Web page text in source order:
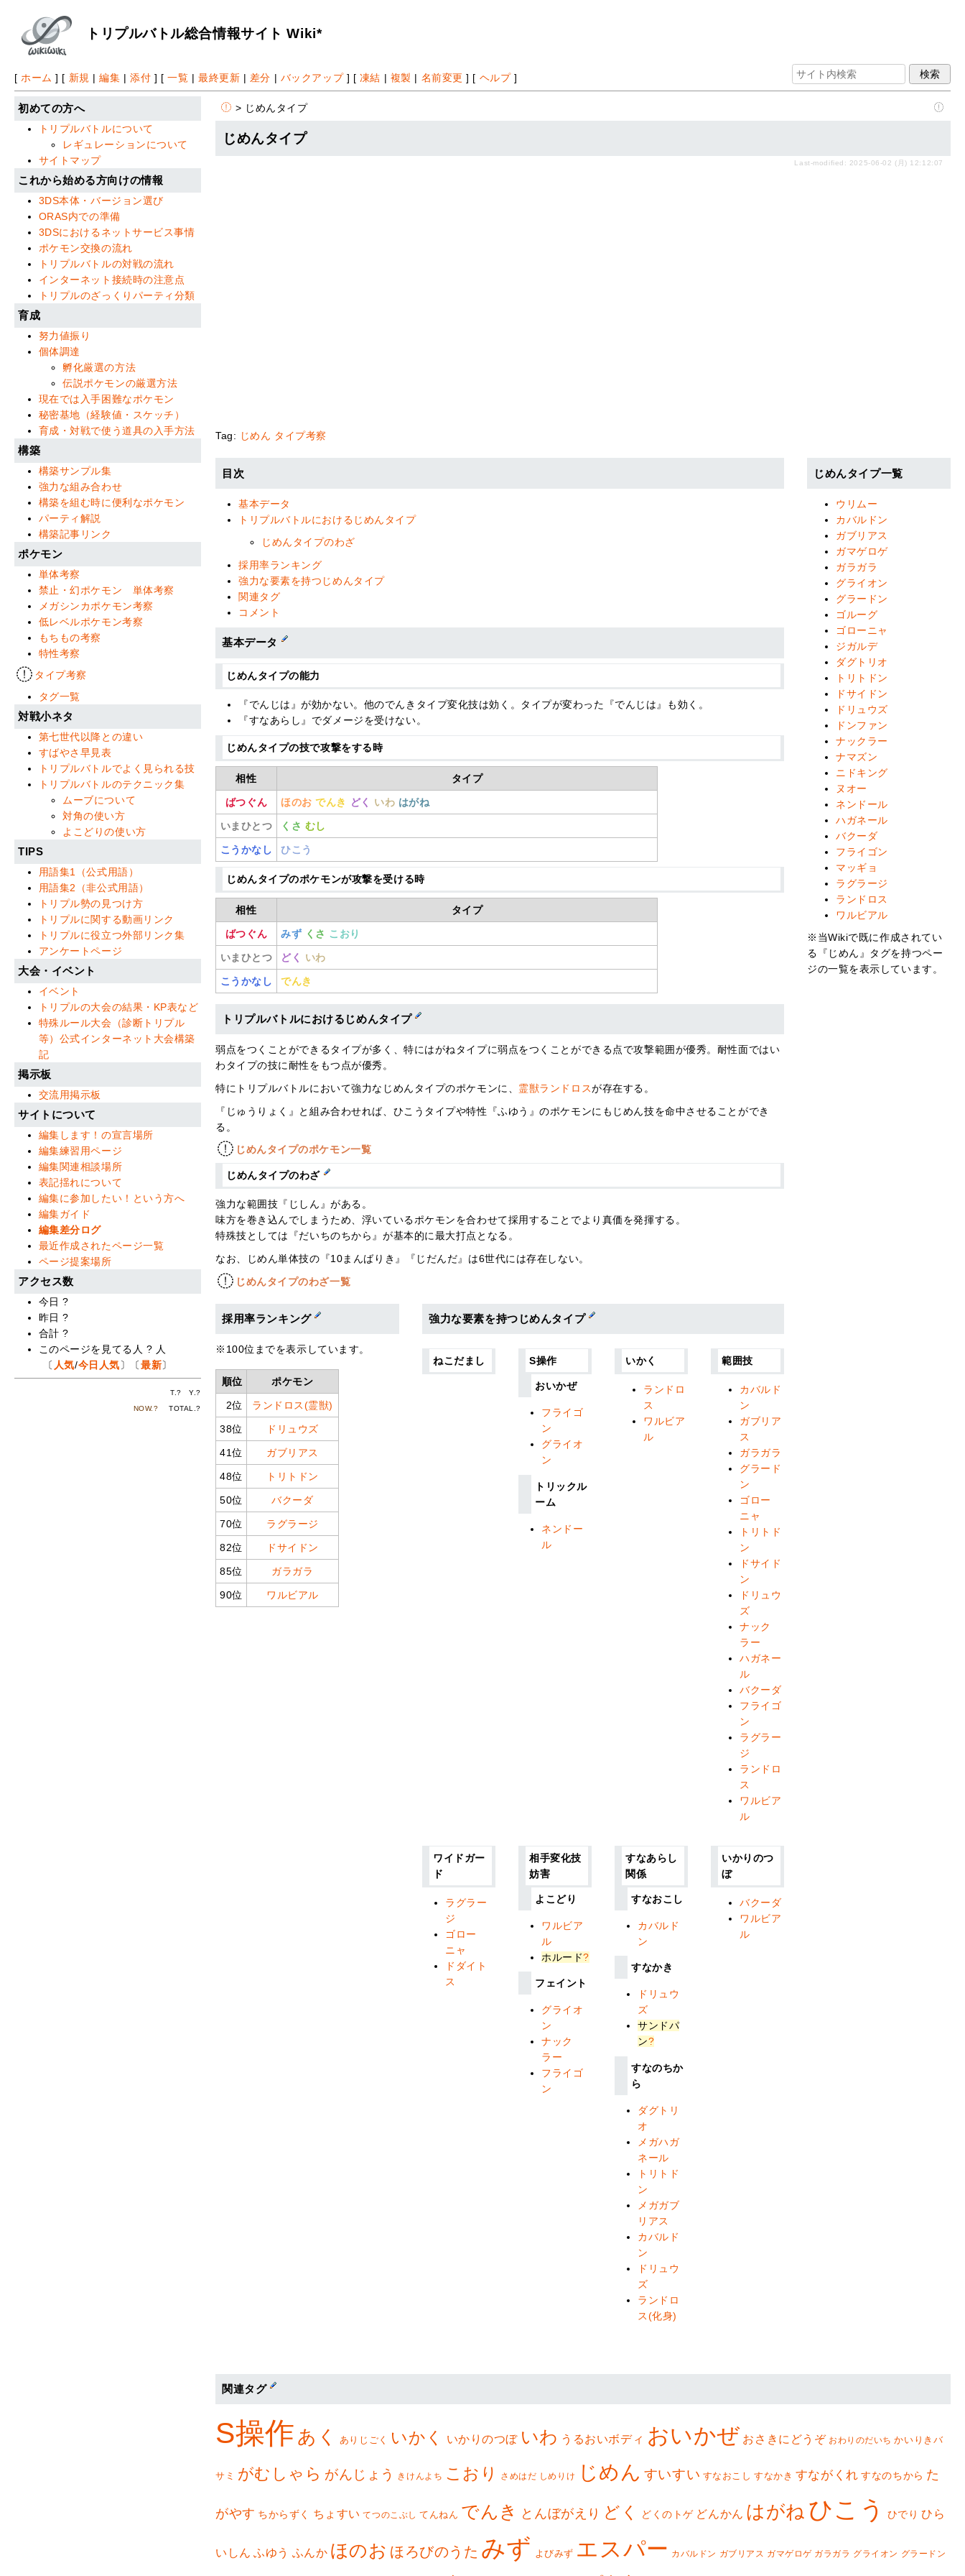
トリプルバトル総合情報サイト Wiki*
[ホーム ] [ 新規 |編集 |添付 ] [一覧 | 最終更新 | 差分 | バックアップ] [ 凍結 | 複製 | 名前変更 ] [ ヘルプ]
> じめんタイプ
じめんタイプ
Last-modified: 2025-06-02 (月) 12:12:07
Tag: じめん タイプ考察
目次
基本データ
トリプルバトルにおけるじめんタイプ
じめんタイプのわざ
採用率ランキング
強力な要素を持つじめんタイプ
関連タグ
コメント
基本データ
じめんタイプの能力
『でんじは』が効かない。他のでんきタイプ変化技は効く。タイプが変わった『でんじは』も効く。
『すなあらし』でダメージを受けない。
じめんタイプの技で攻撃をする時
相性 タイプ
ばつぐん ほのお でんき どく いわ はがね
いまひとつ くさ むし
こうかなし ひこう
じめんタイプのポケモンが攻撃を受ける時
相性 タイプ
ばつぐん みず くさ こおり
いまひとつ どく いわ
こうかなし でんき
トリプルバトルにおけるじめんタイプ
弱点をつくことができるタイプが多く、特にはがねタイプに弱点をつくことができる点で攻撃範囲が優秀。耐性面ではい
わタイプの技に耐性をもつ点が優秀。
特にトリプルバトルにおいて強力なじめんタイプのポケモンに、 霊獣ランドロスが存在する。
『じゅうりょく』と組み合わせれば、ひこうタイプや特性『ふゆう』のポケモンにもじめん技を命中させることができ
る。
じめんタイプのポケモン一覧
じめんタイプのわざ
強力な範囲技『じしん』がある。
味方を巻き込んでしまうため、浮いているポケモンを合わせて採用することでより真価を発揮する。
特殊技としては『だいちのちから』が基本的に最大打点となる。
なお、じめん単体技の『10まんばりき』『じだんだ』は6世代には存在しない。
じめんタイプのわざ一覧
採用率ランキング
※100位までを表示しています。
順位 ポケモン
2位 ランドロス(霊獣)
38位 ドリュウズ
41位 ガブリアス
48位 トリトドン
50位 バクーダ
70位 ラグラージ
82位 ドサイドン
85位 ガラガラ
90位 ワルビアル
強力な要素を持つじめんタイプ
ねこだまし S操作
おいかぜ
フライゴ
ン
グライオ
ン
トリックル
ーム
ネンドー
ル
いかく
ランドロ
ス
ワルビア
ル
範囲技
カバルド
ン
ガブリア
ス
ガラガラ
グラード
ン
ゴロー
ニャ
トリトド
ン
ドサイド
ン
ドリュウ
ズ
ナック
ラー
ハガネー
ル
バクーダ
フライゴ
ン
ラグラー
ジ
ランドロ
ス
ワルビア
ル
ワイドガー
ド
ラグラー
ジ
ゴロー
ニャ
ドダイト
ス
相手変化技
妨害
よこどり
ワルビア
ル
ホルード?
フェイント
グライオ
ン
ナック
ラー
フライゴ
ン
すなあらし
関係
すなおこし
カバルド
ン
すなかき
ドリュウ
ズ
サンドパ
ン?
すなのちか
ら
ダグトリ
オ
メガハガ
ネール
トリトド
ン
メガガブ
リアス
カバルド
ン
ドリュウ
ズ
ランドロ
ス(化身)
いかりのつ
ぼ
バクーダ
ワルビア
ル
じめんタイプ一覧
ウリムー
カバルドン
ガブリアス
ガマゲロゲ
ガラガラ
グライオン
グラードン
ゴルーグ
ゴローニャ
ジガルデ
ダグトリオ
トリトドン
ドサイドン
ドリュウズ
ドンファン
ナックラー
ナマズン
ニドキング
ヌオー
ネンドール
ハガネール
バクーダ
フライゴン
マッギョ
ラグラージ
ランドロス
ワルビアル
※当Wikiで既に作成されてい
る『じめん』タグを持つペー
ジの一覧を表示しています。
関連タグ
S操作 あく ありじごく いかく いかりのつぼ いわ うるおいボディ おいかぜ おさきにどうぞ おわりのだいち かいりきバ
サミ がむしゃら がんじょう きけんよち こおり さめはだ しめりけ じめん すいすい すなおこし すなかき すながくれ すなのちから た
がやす ちからずく ちょすい てつのこぶし てんねん でんき とんぼがえり どく どくのトゲ どんかん はがね ひこう ひでり ひら
いしん ふゆう ふんか ほのお ほろびのうた みず よびみず エスパー カバルドン ガブリアス ガマゲロゲ ガラガラ グライオン グラードン
初めての方へ
トリプルバトルについて
レギュレーションについて
サイトマップ
これから始める方向けの情報
3DS本体・バージョン選び
ORAS内での準備
3DSにおけるネットサービス事情
ポケモン交換の流れ
トリプルバトルの対戦の流れ
インターネット接続時の注意点
トリプルのざっくりパーティ分類
育成
努力値振り
個体調達
孵化厳選の方法
伝説ポケモンの厳選方法
現在では入手困難なポケモン
秘密基地（経験値・スケッチ）
育成・対戦で使う道具の入手方法
構築
構築サンプル集
強力な組み合わせ
構築を組む時に便利なポケモン
パーティ解説
構築記事リンク
ポケモン
単体考察
禁止・幻ポケモン 単体考察
メガシンカポケモン考察
低レベルポケモン考察
もちもの考察
特性考察
タイプ考察
タグ一覧
対戦小ネタ
第七世代以降との違い
すばやさ早見表
トリプルバトルでよく見られる技
トリプルバトルのテクニック集
ムーブについて
対角の使い方
よこどりの使い方
TIPS
用語集1（公式用語）
用語集2（非公式用語）
トリプル勢の見つけ方
トリプルに関する動画リンク
トリプルに役立つ外部リンク集
アンケートページ
大会・イベント
イベント
トリプルの大会の結果・KP表など
特殊ルール大会（診断トリプル
等）公式インターネット大会構築
記
掲示板
交流用掲示板
サイトについて
編集します！の宣言場所
編集練習用ページ
編集関連相談場所
表記揺れについて
編集に参加したい！という方へ
編集ガイド
編集差分ログ
最近作成されたページ一覧
ページ提案場所
アクセス数
今日?
昨日?
合計?
このページを見てる人 ? 人
〔 人気/今日人気〕〔最新〕
T.? Y.?
NOW.? TOTAL.?